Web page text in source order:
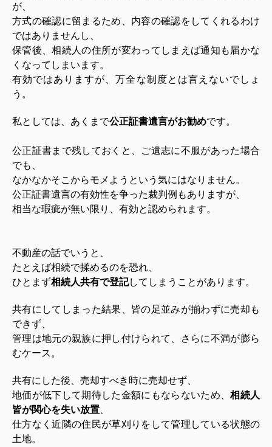
が、
方式の確認に留まるため、内容の確認をしてくれるわけ
ではありませんし、
保管後、相続人の住所が変わってしまえば通知も届かな
くなってしまいます。
有効ではありますが、万全な制度とは言えないでしょ
う。
私としては、あくまで公正証書遺言がお勧めです。
公正証書まで残しておくと、ご遺志に不服があった場合
でも、
なかなかそこからモメようという気にはなりません。
公正証書遺言の有効性を争った裁判例もありますが、
相当な瑕疵が無い限り、有効と認められます。
不動産の話でいうと、
たとえば相続で揉めるのを恐れ、
ひとまず相続人共有で登記してしまうことがあります。
共有にしてしまった結果、皆の足並みが揃わずに売却も
できず、
管理は地元の親族に押し付けられて、さらに不満が膨ら
むケース。
共有にした後、売却すべき時に売却せず、
地価が低下して期待した金額にもならないため、相続人
皆が関心を失い放置
仕方なく近隣の住民が草刈りをして管理している状態の
土地。